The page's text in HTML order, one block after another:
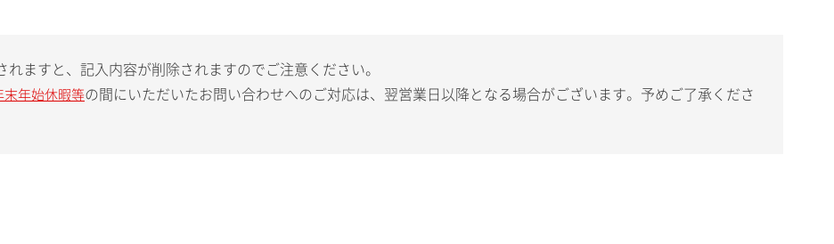
ますと、記入内容が削除されますのでご注意ください。
末年始休暇等の間にいただいたお問い合わせへのご対応は、翌営業日以降となる場合がございます。予めご了承くださ